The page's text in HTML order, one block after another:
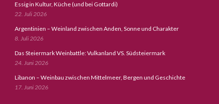
Essig in Kultur, Küche (und bei Gottardi)
22. Juli 2026
Argentinien – Weinland zwischen Anden, Sonne und Charakter
8. Juli 2026
Das Steiermark Weinbattle: Vulkanland VS. Südsteiermark
24. Juni 2026
Libanon – Weinbau zwischen Mittelmeer, Bergen und Geschichte
17. Juni 2026